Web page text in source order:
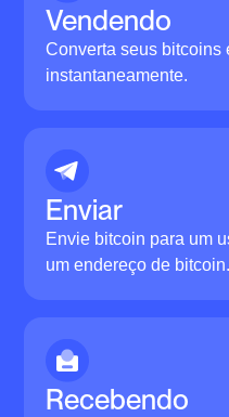
Vendendo
Converta seus bitcoins
instantaneamente.
Enviar
Envie bitcoin para um
um endereço de bitcoin.
Recebendo